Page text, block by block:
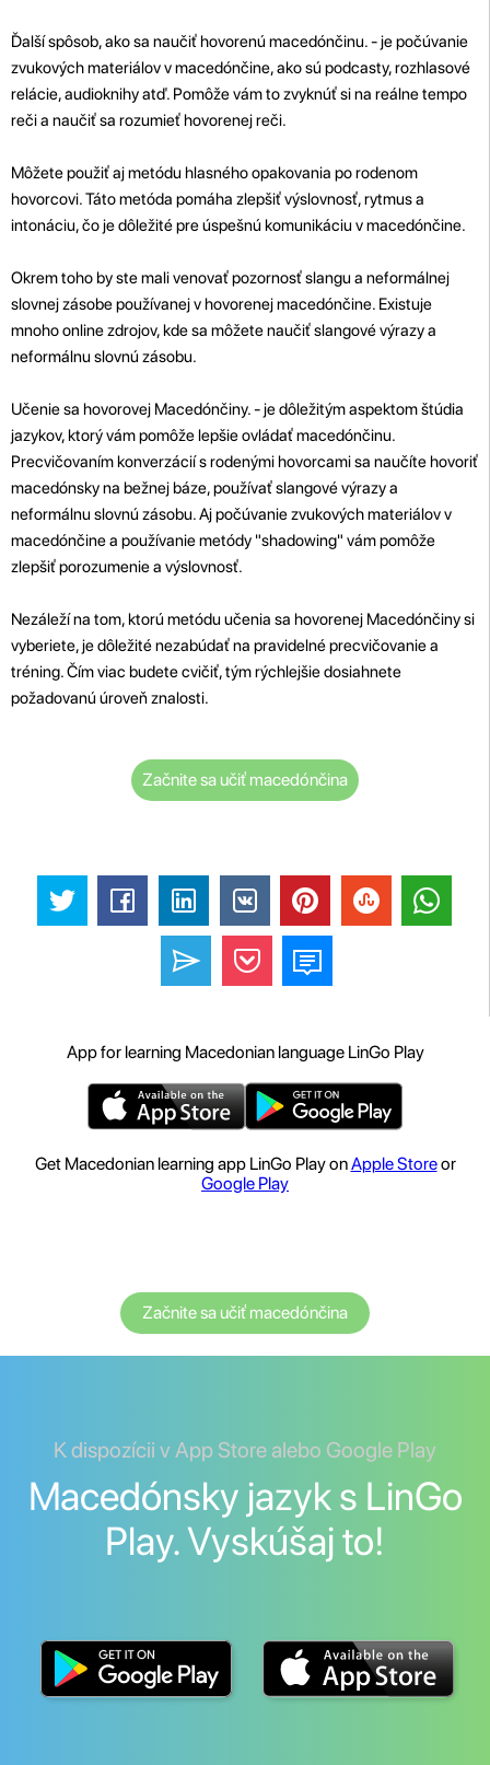
Ďalší spôsob, ako sa naučiť hovorenú macedónčinu. - je počúvanie
zvukových materiálov v macedónčine, ako sú podcasty, rozhlasové
relácie, audioknihy atď. Pomôže vám to zvyknúť si na reálne tempo
reči a naučiť sa rozumieť hovorenej reči.
Môžete použiť aj metódu hlasného opakovania po rodenom
hovorcovi. Táto metóda pomáha zlepšiť výslovnosť, rytmus a
intonáciu, čo je dôležité pre úspešnú komunikáciu v macedónčine.
Okrem toho by ste mali venovať pozornosť slangu a neformálnej
slovnej zásobe používanej v hovorenej macedónčine. Existuje
mnoho online zdrojov, kde sa môžete naučiť slangové výrazy a
neformálnu slovnú zásobu.
Učenie sa hovorovej Macedónčiny. - je dôležitým aspektom štúdia
jazykov, ktorý vám pomôže lepšie ovládať macedónčinu.
Precvičovaním konverzácií s rodenými hovorcami sa naučíte hovoriť
macedónsky na bežnej báze, používať slangové výrazy a
neformálnu slovnú zásobu. Aj počúvanie zvukových materiálov v
macedónčine a používanie metódy "shadowing" vám pomôže
zlepšiť porozumenie a výslovnosť.
Nezáleží na tom, ktorú metódu učenia sa hovorenej Macedónčiny si
vyberiete, je dôležité nezabúdať na pravidelné precvičovanie a
tréning. Čím viac budete cvičiť, tým rýchlejšie dosiahnete
požadovanú úroveň znalosti.
Začnite sa učiť macedónčina
App for learning Macedonian language LinGo Play
Get Macedonian learning app LinGo Play onApple Storeor
Google Play
Začnite sa učiť macedónčina
K dispozícii v App Store alebo Google Play
Macedónsky jazyk s LinGo
Play. Vyskúšaj to!